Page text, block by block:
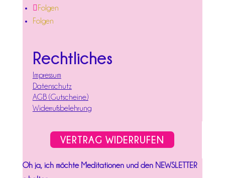
Folgen
Folgen
Rechtliches
Impressum
Datenschutz
AGB (Gutscheine)
Widerrufsbelehrung
VERTRAG WIDERRUFEN
Oh ja, ich möchte Meditationen und den NEWSLETTER